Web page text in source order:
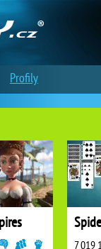
7 019
Profily